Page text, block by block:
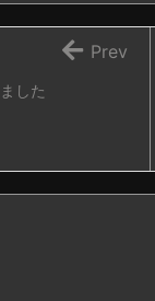
した
Prev